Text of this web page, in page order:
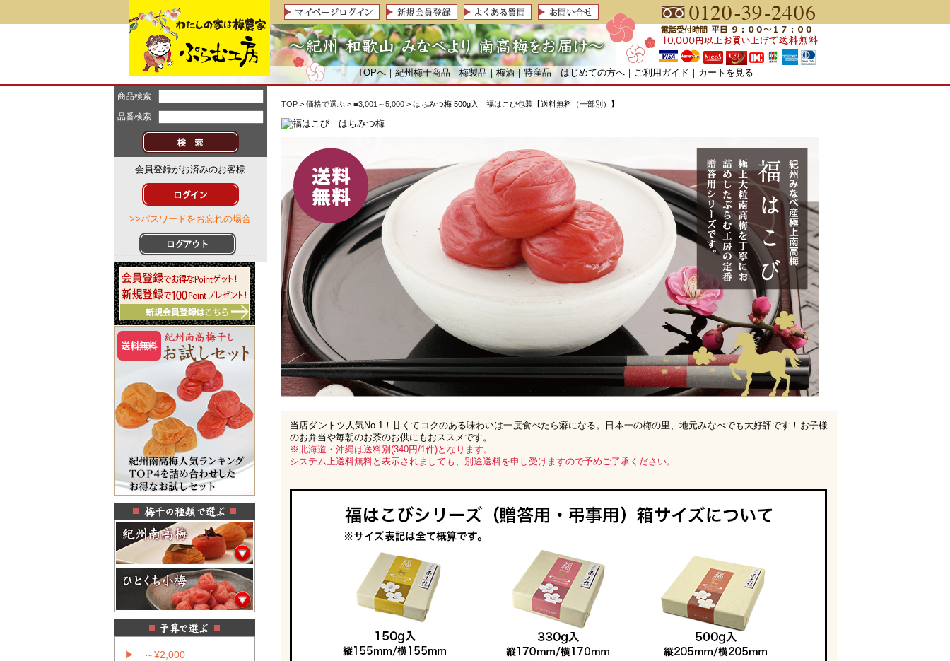
｜TOPへ｜紀州梅干商品 ｜梅製品｜ 梅酒｜ 特産品｜ はじめての方へ ｜ ご利用ガイド ｜ カートを見る ｜
商品検索
品番検索
会員登録がお済みのお客様
>>パスワードをお忘れの場合
▶ ～¥2,000
TOP> 価格で選ぶ> ■3,001～5,000> はちみつ梅 500g入 福はこび包装【送料無料（一部別）】
当店ダントツ人気No.1！甘くてコクのある味わいは一度食べたら癖になる。日本一の梅の里、地元みなべでも大好評です！お子様
のお弁当や毎朝のお茶のお供にもおススメです。
※北海道・沖縄は送料別(340円/1件)となります。
システム上送料無料と表示されましても、別途送料を申し受けますので予めご了承ください。